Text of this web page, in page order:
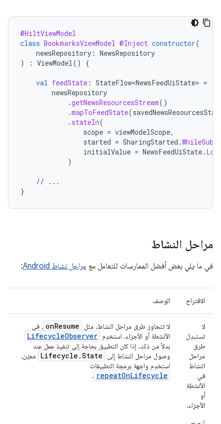
@HiltViewModel
class BookmarksViewModel @Inject constructor(
newsRepository : NewsRepository
)
: ViewModel() {
val feedState : StateFlow<NewsFeedUiState> =
newsRepository
.getNewsResourcesStream()
.mapToFeedState(
. stateIn(
scope = viewModelScope,
started = SharingStarted .
initialValue = NewsFeedUiState.
)
// ...
}
مراحل النشاط
في ما يلي بعض أفضل الممارسات للتعامل مع مراحل نشاط Android :
الاقتراح الوصف
لا
تستبدِل
طرق
مراحل
النشاط
في
الأنشطة
أو
الأجزاء.
لا تتجاوز طرق مراحل النشاط، مثل onResume ، في
الأنشطة أو الأجزاء. استخدِم LifecycleObserver
بدلاً من ذلك. إذا كان التطبيق بحاجة إلى تنفيذ عمل عند
وصول مراحل النشاط إلى
Lifecycle.State
معيّن،
استخدِم واجهة برمجة التطبيقات
repeatOnLifecycle
.